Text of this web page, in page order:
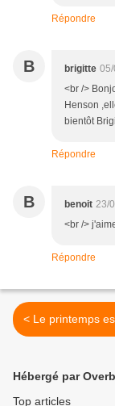
Répondre
B brigitte
<br />
Henson
bientôt
Répondre
B benoit 23/
<br />
Répondre
< Le printemps
Hébergé par
Top articles